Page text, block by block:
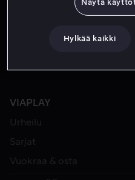
VIAPLAY
Urheilu
Sarjat
Vuokraa & osta
Näytä
Hylkää kaikki